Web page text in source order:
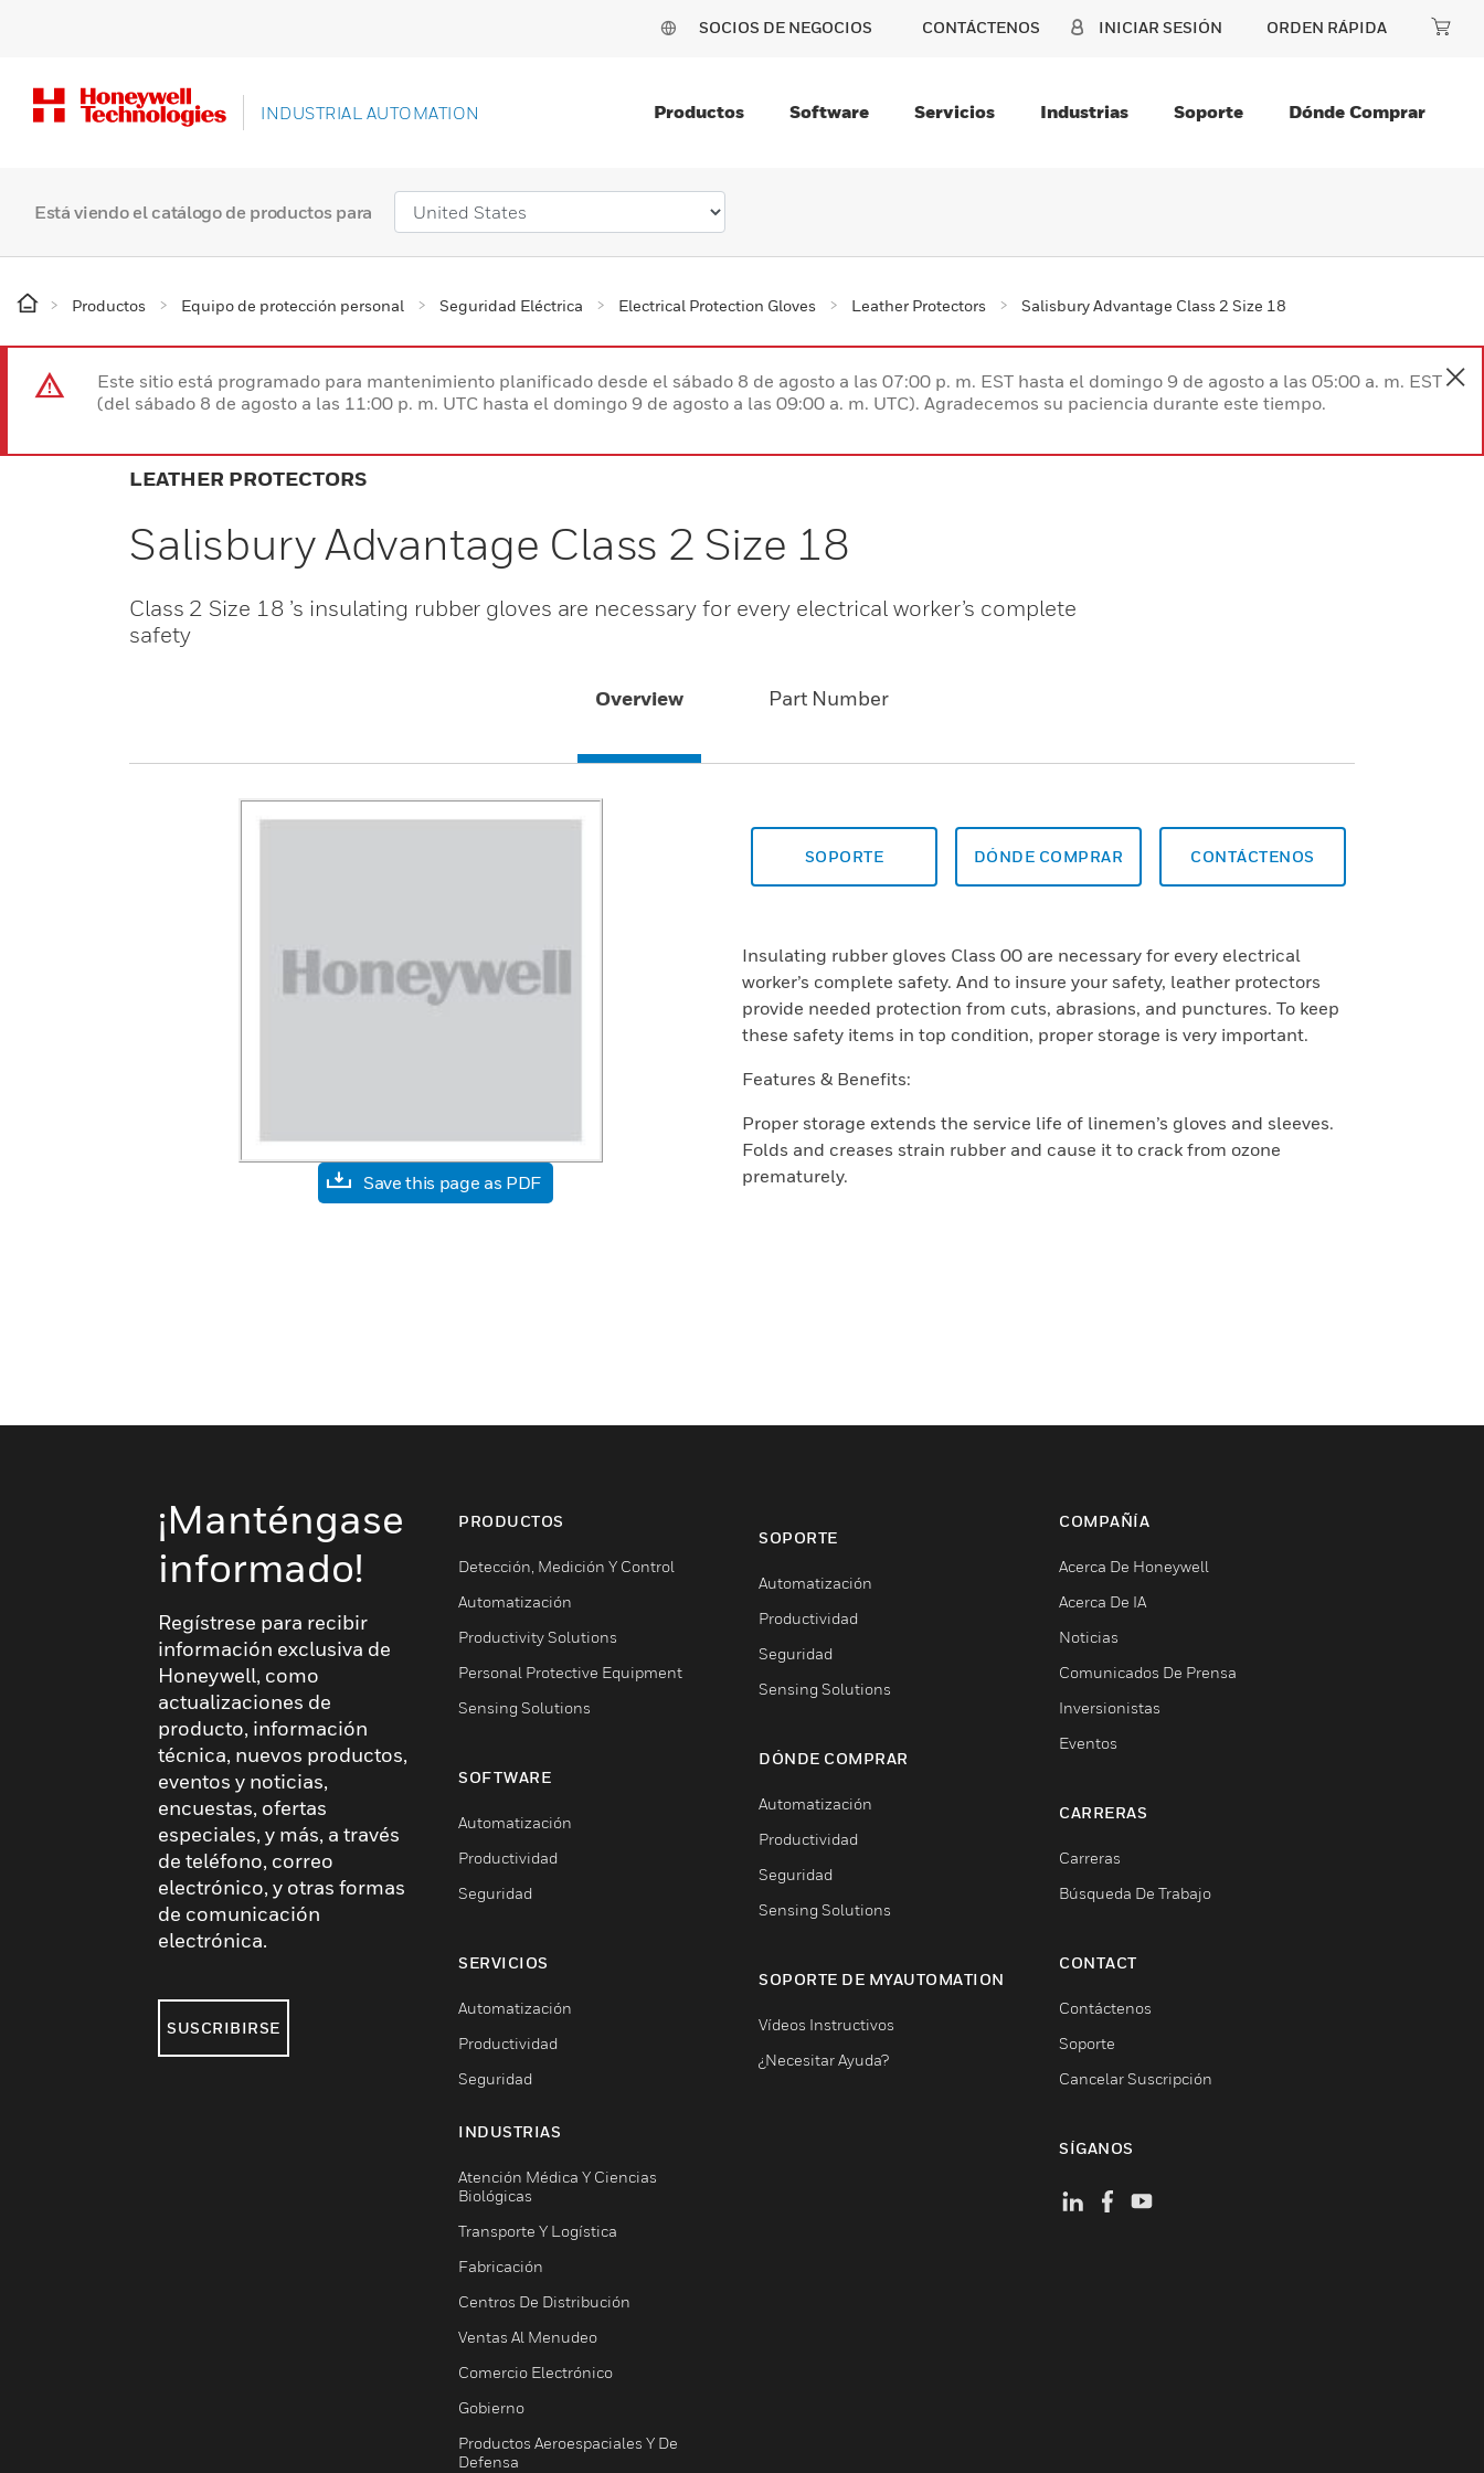
SOCIOS DE NEGOCIOS CONTÁCTENOS INICIAR SESIÓN ORDEN RÁPIDA
INDUSTRIAL AUTOMATION Productos Software Servicios Industrias Soporte Dónde Comprar
Está viendo el catálogo de productos para
Productos Equipo de protección personal Seguridad Eléctrica Electrical Protection Gloves Leather Protectors Salisbury Advantage Class 2 Size 18
Este sitio está programado para mantenimiento planificado desde el sábado 8 de agosto a las 07:00 p. m. EST hasta el domingo 9 de agosto a las 05:00 a. m. EST
(del sábado 8 de agosto a las 11:00 p. m. UTC hasta el domingo 9 de agosto a las 09:00 a. m. UTC). Agradecemos su paciencia durante este tiempo.
LEATHER PROTECTORS
Salisbury Advantage Class 2 Size 18
Class 2 Size 18 ’s insulating rubber gloves are necessary for every electrical worker’s complete
safety
Overview Part Number
Save this page as PDF
SOPORTE DÓNDE COMPRAR CONTÁCTENOS
Insulating rubber gloves Class 00 are necessary for every electrical
worker’s complete safety. And to insure your safety, leather protectors
provide needed protection from cuts, abrasions, and punctures. To keep
these safety items in top condition, proper storage is very important.
Features & Benefits:
Proper storage extends the service life of linemen’s gloves and sleeves.
Folds and creases strain rubber and cause it to crack from ozone
prematurely.
¡Manténgase
informado!
Regístrese para recibir
información exclusiva de
Honeywell, como
actualizaciones de
producto, información
técnica, nuevos productos,
eventos y noticias,
encuestas, ofertas
especiales, y más, a través
de teléfono, correo
electrónico, y otras formas
de comunicación
electrónica.
SUSCRIBIRSE
PRODUCTOS
Detección, Medición Y Control
Automatización
Productivity Solutions
Personal Protective Equipment
Sensing Solutions
SOFTWARE
Automatización
Productividad
Seguridad
SERVICIOS
Automatización
Productividad
Seguridad
INDUSTRIAS
Atención Médica Y Ciencias
Biológicas
Transporte Y Logística
Fabricación
Centros De Distribución
Ventas Al Menudeo
Comercio Electrónico
Gobierno
Productos Aeroespaciales Y De
Defensa
SOPORTE
Automatización
Productividad
Seguridad
Sensing Solutions
DÓNDE COMPRAR
Automatización
Productividad
Seguridad
Sensing Solutions
SOPORTE DE MYAUTOMATION
Vídeos Instructivos
¿Necesitar Ayuda?
COMPAÑÍA
Acerca De Honeywell
Acerca De IA
Noticias
Comunicados De Prensa
Inversionistas
Eventos
CARRERAS
Carreras
Búsqueda De Trabajo
CONTACT
Contáctenos
Soporte
Cancelar Suscripción
SÍGANOS